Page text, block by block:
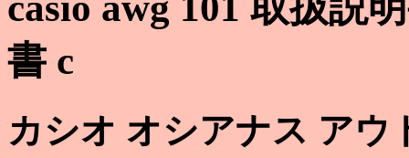
書 c
カシオ オシアナス アウ